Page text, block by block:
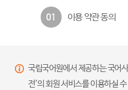
01 이용 약관 동의
국립국어원에서 제공하는 국어
전’의 회원 서비스를 이용하실